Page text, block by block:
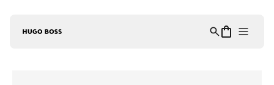
Asistente Virtual
en línea ⋮